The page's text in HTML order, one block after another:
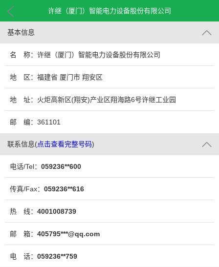
许继（厦门）智能电力设备股份有限公司
基本信息
名 称：许继（厦门）智能电力设备股份有限公司
地 区：福建省 厦门市 翔安区
地 址：火炬高新区(翔安)产业区翔海路6号许继工业园
邮 编：361101
联系信息(点击查看完整号码)
电话/Tel： 059236**600
传真/Fax： 059236**616
热 线： 4001008739
邮 箱： 405795***@qq.com
电 话： 059236**759